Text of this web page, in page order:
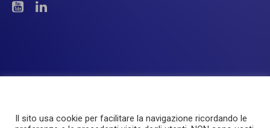
Il sito usa cookie per facilitare la navigazione ricordando le